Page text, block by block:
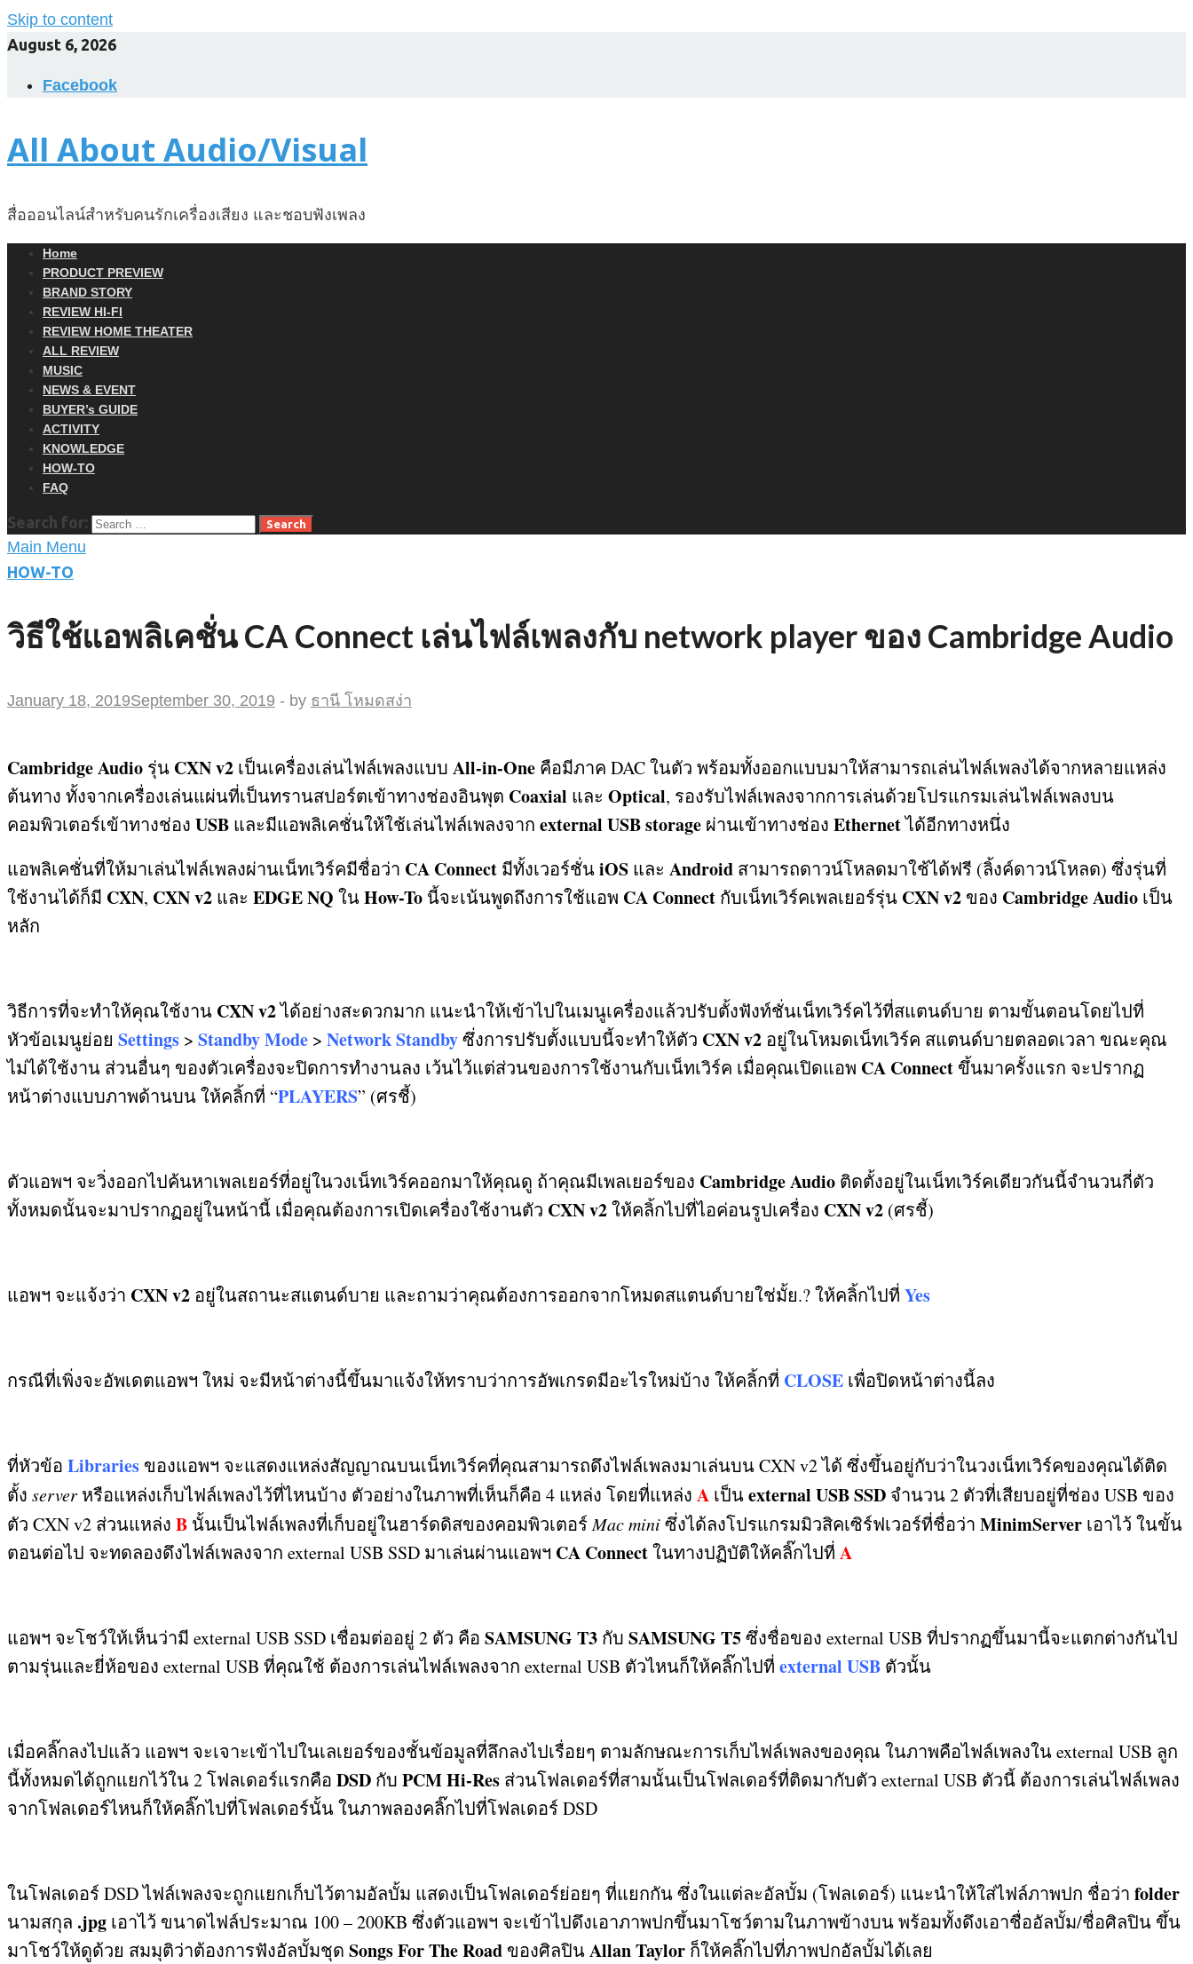
Skip to content
August 6, 2026
Facebook
All About Audio/Visual
สื่อออนไลน์สำหรับคนรักเครื่องเสียง และชอบฟังเพลง
Home
PRODUCT PREVIEW
BRAND STORY
REVIEW HI-FI
REVIEW HOME THEATER
ALL REVIEW
MUSIC
NEWS & EVENT
BUYER’s GUIDE
ACTIVITY
KNOWLEDGE
HOW-TO
FAQ
Search for:
Main Menu
HOW-TO
วิธีใช้แอพลิเคชั่น CA Connect เล่นไฟล์เพลงกับ network player ของ Cambridge Audio
January 18, 2019September 30, 2019 - by ธานี โหมดสง่า
Cambridge Audio รุ่น CXN v2 เป็นเครื่องเล่นไฟล์เพลงแบบ All-in-One คือมีภาค DAC ในตัว พร้อมทั้งออกแบบมาให้สามารถเล่นไฟล์เพลงได้จากหลายแหล่ง
ต้นทาง ทั้งจากเครื่องเล่นแผ่นที่เป็นทรานสปอร์ตเข้าทางช่องอินพุต Coaxial และ Optical, รองรับไฟล์เพลงจากการเล่นด้วยโปรแกรมเล่นไฟล์เพลงบน
คอมพิวเตอร์เข้าทางช่อง USB และมีแอพลิเคชั่นให้ใช้เล่นไฟล์เพลงจาก external USB storage ผ่านเข้าทางช่อง Ethernetได้อีกทางหนึ่ง
แอพลิเคชั่นที่ให้มาเล่นไฟล์เพลงผ่านเน็ทเวิร์คมีชื่อว่า CA Connect มีทั้งเวอร์ชั่นiOS และ Android สามารถดาวน์โหลดมาใช้ได้ฟรี (ลิ้งค์ดาวน์โหลด) ซึ่งรุ่นที่
ใช้งานได้ก็มี CXN, CXN v2 และ EDGE NQ ในHow-To นี้จะเน้นพูดถึงการใช้แอพ CA Connect กับเน็ทเวิร์คเพลเยอร์รุ่น CXN v2 ของ Cambridge Audio เป็น
หลัก
วิธีการที่จะทำให้คุณใช้งาน CXN v2ได้อย่างสะดวกมาก แนะนำให้เข้าไปในเมนูเครื่องแล้วปรับตั้งฟังท์ชั่นเน็ทเวิร์คไว้ที่สแตนด์บาย ตามขั้นตอนโดยไปที่
หัวข้อเมนูย่อย Settings > Standby Mode > Network Standbyซึ่งการปรับตั้งแบบนี้จะทำให้ตัว CXN v2 อยู่ในโหมดเน็ทเวิร์ค สแตนด์บายตลอดเวลา ขณะคุณ
ไม่ได้ใช้งาน ส่วนอื่นๆ ของตัวเครื่องจะปิดการทำงานลง เว้นไว้แต่ส่วนของการใช้งานกับเน็ทเวิร์ค เมื่อคุณเปิดแอพ CA Connect ขึ้นมาครั้งแรก จะปรากฏ
หน้าต่างแบบภาพด้านบน ให้คลิ้กที่ “PLAYERS” (ศรชี้)
ตัวแอพฯ จะวิ่งออกไปค้นหาเพลเยอร์ที่อยู่ในวงเน็ทเวิร์คออกมาให้คุณดู ถ้าคุณมีเพลเยอร์ของ Cambridge Audio ติดตั้งอยู่ในเน็ทเวิร์คเดียวกันนี้จำนวนกี่ตัว
ทั้งหมดนั้นจะมาปรากฏอยู่ในหน้านี้ เมื่อคุณต้องการเปิดเครื่องใช้งานตัว CXN v2ให้คลิ้กไปที่ไอค่อนรูปเครื่อง CXN v2 (ศรชี้)
แอพฯ จะแจ้งว่า CXN v2 อยู่ในสถานะสแตนด์บาย และถามว่าคุณต้องการออกจากโหมดสแตนด์บายใช่มั้ย.?ให้คลิ้กไปที่ Yes
กรณีที่เพิ่งจะอัพเดตแอพฯ ใหม่ จะมีหน้าต่างนี้ขึ้นมาแจ้งให้ทราบว่าการอัพเกรดมีอะไรใหม่บ้าง ให้คลิ้กที่ CLOSE เพื่อปิดหน้าต่างนี้ลง
ที่หัวข้อ Libraries ของแอพฯ จะแสดงแหล่งสัญญาณบนเน็ทเวิร์คที่คุณสามารถดึงไฟล์เพลงมาเล่นบนCXN v2ได้ ซึ่งขึ้นอยู่กับว่าในวงเน็ทเวิร์คของคุณได้ติด
ตั้ง server หรือแหล่งเก็บไฟล์เพลงไว้ที่ไหนบ้าง ตัวอย่างในภาพที่เห็นก็คือ 4 แหล่ง โดยที่แหล่ง A เป็นexternal USB SSD จำนวน2 ตัวที่เสียบอยู่ที่ช่อง USB ของ
ตัว CXN v2 ส่วนแหล่ง B นั้นเป็นไฟล์เพลงที่เก็บอยู่ในฮาร์ดดิสของคอมพิวเตอร์Mac miniซึ่งได้ลงโปรแกรมมิวสิคเซิร์ฟเวอร์ที่ชื่อว่า MinimServer เอาไว้ ในขั้น
ตอนต่อไป จะทดลองดึงไฟล์เพลงจาก external USB SSD มาเล่นผ่านแอพฯ CA Connectในทางปฏิบัติให้คลิ๊กไปที่ A
แอพฯ จะโชว์ให้เห็นว่ามี external USB SSD เชื่อมต่ออยู่ 2 ตัว คือ SAMSUNG T3 กับ SAMSUNG T5ซึ่งชื่อของ external USB ที่ปรากฏขึ้นมานี้จะแตกต่างกันไป
ตามรุ่นและยี่ห้อของ external USB ที่คุณใช้ ต้องการเล่นไฟล์เพลงจาก external USB ตัวไหนก็ให้คลิ๊กไปที่ external USB ตัวนั้น
เมื่อคลิ๊กลงไปแล้ว แอพฯ จะเจาะเข้าไปในเลเยอร์ของชั้นข้อมูลที่ลึกลงไปเรื่อยๆ ตามลักษณะการเก็บไฟล์เพลงของคุณ ในภาพคือไฟล์เพลงในexternal USB ลูก
นี้ทั้งหมดได้ถูกแยกไว้ใน2โฟลเดอร์แรกคือ DSD กับ PCM Hi-Res ส่วนโฟลเดอร์ที่สามนั้นเป็นโฟลเดอร์ที่ติดมากับตัว external USB ตัวนี้ ต้องการเล่นไฟล์เพลง
จากโฟลเดอร์ไหนก็ให้คลิ๊กไปที่โฟลเดอร์นั้น ในภาพลองคลิ๊กไปที่โฟลเดอร์ DSD
ในโฟลเดอร์ DSDไฟล์เพลงจะถูกแยกเก็บไว้ตามอัลบั้ม แสดงเป็นโฟลเดอร์ย่อยๆ ที่แยกกัน ซึ่งในแต่ละอัลบั้ม (โฟลเดอร์) แนะนำให้ใส่ไฟล์ภาพปก ชื่อว่า folder
นามสกุล .jpg เอาไว้ ขนาดไฟล์ประมาณ 100 – 200KB ซึ่งตัวแอพฯ จะเข้าไปดึงเอาภาพปกขึ้นมาโชว์ตามในภาพข้างบน พร้อมทั้งดึงเอาชื่ออัลบั้ม/ชื่อศิลปิน ขึ้น
มาโชว์ให้ดูด้วย สมมุติว่าต้องการฟังอัลบั้มชุด Songs For The Road ของศิลปินAllan Taylor ก็ให้คลิ๊กไปที่ภาพปกอัลบั้มได้เลย